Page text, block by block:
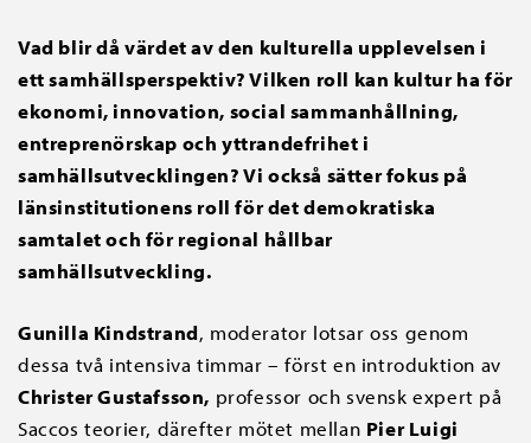
Vad blir då värdet av den kulturella upplevelsen i
ett samhällsperspektiv? Vilken roll kan kultur ha för
ekonomi, innovation, social sammanhållning,
entreprenörskap och yttrandefrihet i
samhällsutvecklingen? Vi också sätter fokus på
länsinstitutionens roll för det demokratiska
samtalet och för regional hållbar
samhällsutveckling.
Gunilla Kindstrand, moderator lotsar oss genom
dessa två intensiva timmar – först en introduktion av
Christer Gustafsson, professor och svensk expert på
Saccos teorier, därefter mötet mellan Pier Luigi